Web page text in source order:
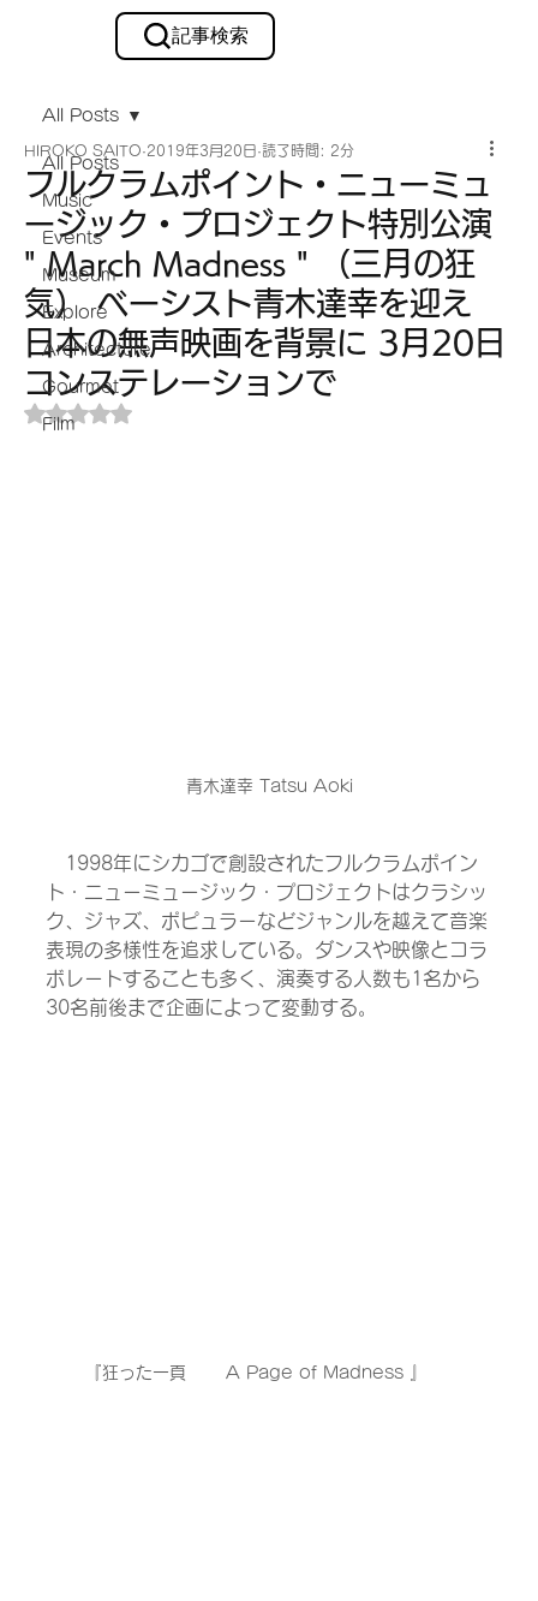
記事検索
All Posts
Music
Events
Museum
Explore
Architecture
Gourmet
Film
All Posts
フルクラムポイント・ニューミュ
ージック・プロジェクト特別公演
" March Madness " （三月の狂
気） ベーシスト青木達幸を迎え
日本の無声映画を背景に 3月20日
コンステレーションで
HIROKO SAITO 2019年3月20日 読了時間: 2分
5つ星のうちNaNと評価されています。
青木達幸 Tatsu Aoki
1998年にシカゴで創設されたフルクラムポイン
ト・ニューミュージック・プロジェクトはクラシッ
ク、ジャズ、ポピュラーなどジャンルを越えて音楽
表現の多様性を追求している。ダンスや映像とコラ
ボレートすることも多く、演奏する人数も1名から
30名前後まで企画によって変動する。
『狂った一頁　　 A Page of Madness 』